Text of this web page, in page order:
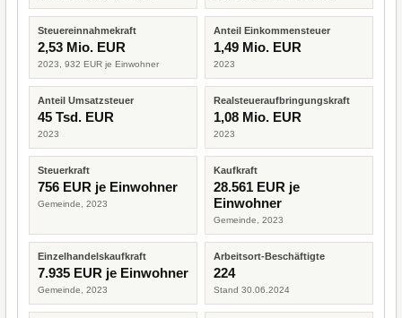
Steuereinnahmekraft
2,53 Mio. EUR
2023, 932 EUR je Einwohner
Anteil Einkommensteuer
1,49 Mio. EUR
2023
Anteil Umsatzsteuer
45 Tsd. EUR
2023
Realsteueraufbringungskraft
1,08 Mio. EUR
2023
Steuerkraft
756 EUR je Einwohner
Gemeinde, 2023
Kaufkraft
28.561 EUR je
Einwohner
Gemeinde, 2023
Einzelhandelskaufkraft
7.935 EUR je Einwohner
Gemeinde, 2023
Arbeitsort-Beschäftigte
224
Stand 30.06.2024